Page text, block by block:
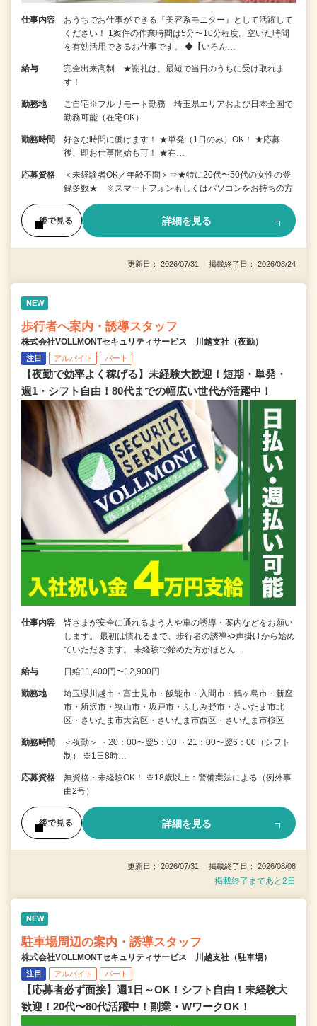
仕事内容
おうちでお仕事ができる『美容系モニター』として活躍して
ください！ 1案件の作業時間は5分〜10分程度。空いた時間
を有効活用できるお仕事です。 ◆【いろん…
給与
完全出来高制 ★謝礼は、最短で当日のうちに受け取れま
す！
勤務地
ご自宅※フルリモート勤務 埼玉県エリアおよび日本全国で
勤務可能（在宅OK）
勤務時間
好きな時間に働けます！ ★単発（1日のみ）OK！ ★応募
後、即お仕事開始も可！ ★在…
応募資格
＜未経験者OK／年齢不問＞⇒★特に20代〜50代の女性の登
録多数★ ※スマートフォンもしくはパソコンをお持ちの方
後で見る 詳細を見る
更新日： 2026/07/31 掲載終了日： 2026/08/24
NEW
歩行者へ案内・誘導スタッフ
株式会社VOLLMONTセキュリティサービス 川越支社（夜勤）
注目 アルバイト パート
【夜勤で効率よく稼げる】未経験大歓迎！短期・単発・
週1・シフト自由！80代までの幅広い世代が活躍中！
仕事内容
皆さまが安全に通れるよう人や車の誘導・案内などをお願い
します。 最初は慣れるまで、歩行者の誘導や声掛けから始め
ていただきます。 未経験で始めた方がほとん…
給与 日給11,400円〜12,900円
勤務地
埼玉県川越市・富士見市・飯能市・入間市・鶴ヶ島市・新座
市・所沢市・狭山市・坂戸市・ふじみ野市・さいたま市北
区・さいたま市大宮区・さいたま市西区・さいたま市桜区
勤務時間
＜夜勤＞ ・20：00〜翌5：00 ・21：00〜翌6：00（シフト
制） ※1日8時…
応募資格
無資格・未経験OK！ ※18歳以上：警備業法による（例外事
由2号）
後で見る 詳細を見る
更新日： 2026/07/31 掲載終了日： 2026/08/08
掲載終了まであと2日
NEW
駐車場周辺の案内・誘導スタッフ
株式会社VOLLMONTセキュリティサービス 川越支社（駐車場）
注目 アルバイト パート
【応募者必ず面接】週1日～OK！シフト自由！未経験大
歓迎！20代〜80代活躍中！副業・WワークOK！